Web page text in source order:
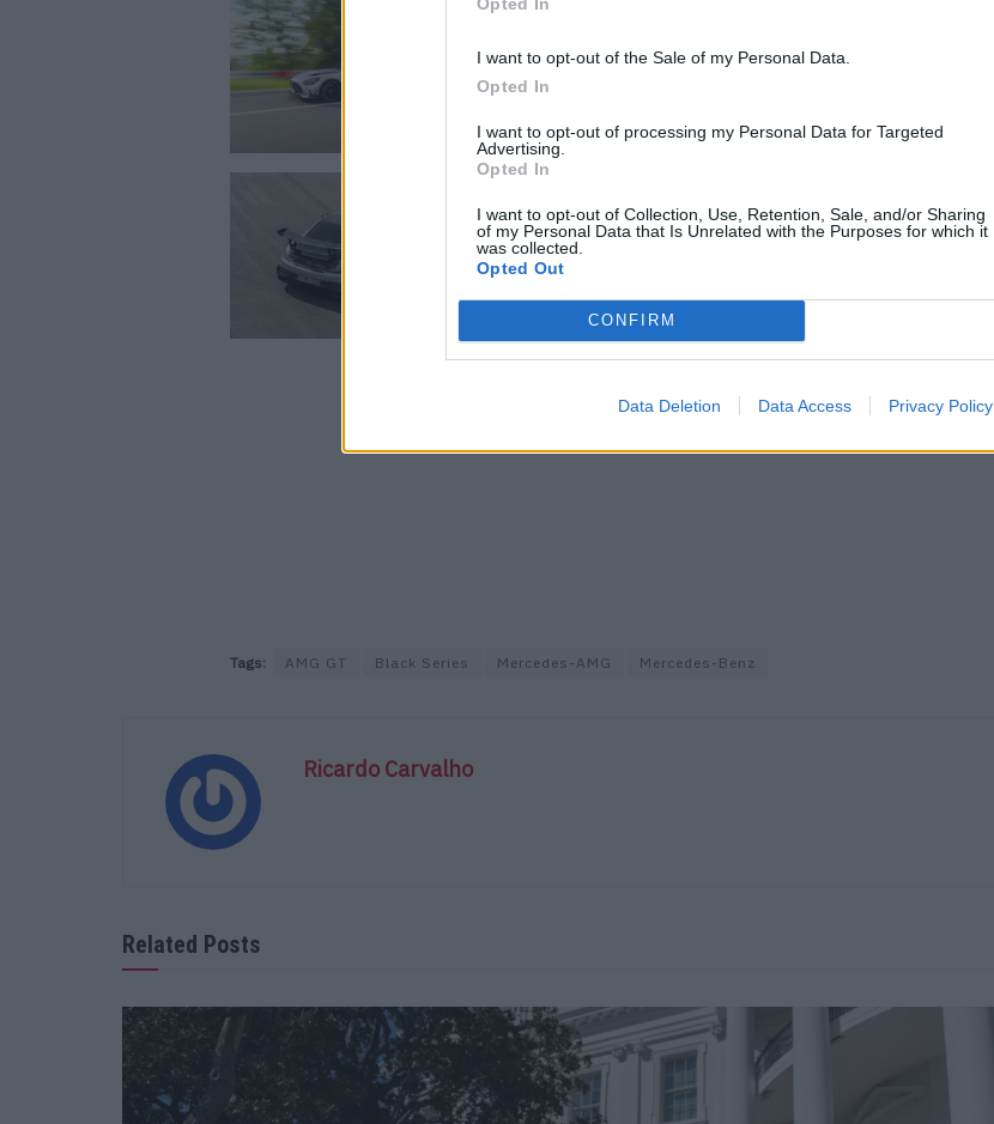
I want to opt-out of the Sale of my Personal Data.
Opted In
I want to opt-out of processing my Personal Data for Targeted
Advertising.
Opted In
I want to opt-out of Collection, Use, Retention, Sale, and/or Sharing
of my Personal Data that Is Unrelated with the Purposes for which it
was collected.
Opted Out
CONFIRM
Data Deletion Data Access Privacy Policy
Tags: AMG GT Black Series Mercedes-AMG Mercedes-Benz
Ricardo Carvalho
Related Posts